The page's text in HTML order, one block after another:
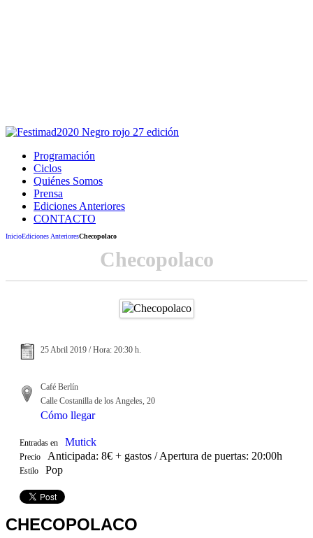
Programación
Ciclos
Quiénes Somos
Prensa
Ediciones Anteriores
CONTACTO
InicioEdiciones AnterioresChecopolaco
Checopolaco
25 Abril 2019 / Hora: 20:30 h.
Café Berlín
Calle Costanilla de los Angeles, 20
Cómo llegar
Entradas en Mutick
Precio Anticipada: 8€ + gastos / Apertura de puertas: 20:00h
Estilo Pop
CHECOPOLACO